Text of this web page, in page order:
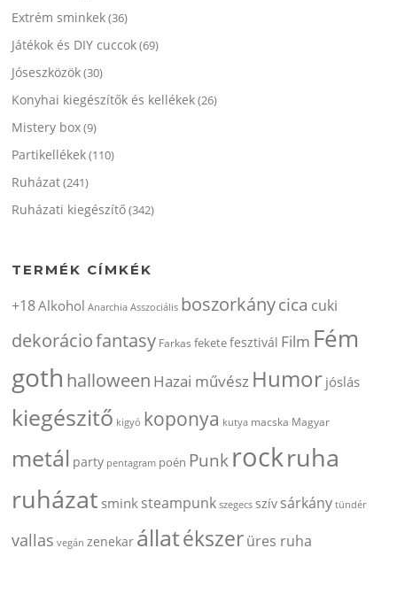
Extrém sminkek(36)
Játékok és DIY cuccok(69)
Jóseszközök(30)
Konyhai kiegészítők és kellékek(26)
Mistery box(9)
Partikellékek(110)
Ruházat(241)
Ruházati kiegészítő(342)
TERMÉK CÍMKÉK
+18Alkohol Anarchia Asszociális boszorkánycica cuki
dekoráciofantasy Farkas feketefesztivál Film Fém
goth halloween Hazai művész Humor jóslás
kiegészitő kigyó koponya kutya macska Magyar
metál party pentagram poén Punkrockruha
ruházat smink steampunk szegecs szív sárkány tündér
vallas vegán zenekar állatékszerüres ruha